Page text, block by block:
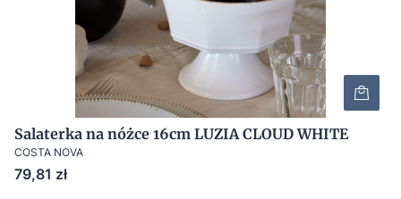
Salaterka na nóżce 16cm LUZIA CLOUD WHITE
COSTA NOVA
Cena
79,81 zł